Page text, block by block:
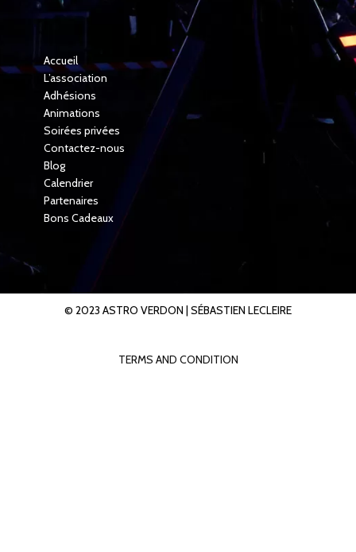
Accueil
L’association
Adhésions
Animations
Soirées privées
Contactez-nous
Blog
Calendrier
Partenaires
Bons Cadeaux
© 2023 ASTRO VERDON | SÉBASTIEN LECLEIRE
TERMS AND CONDITION